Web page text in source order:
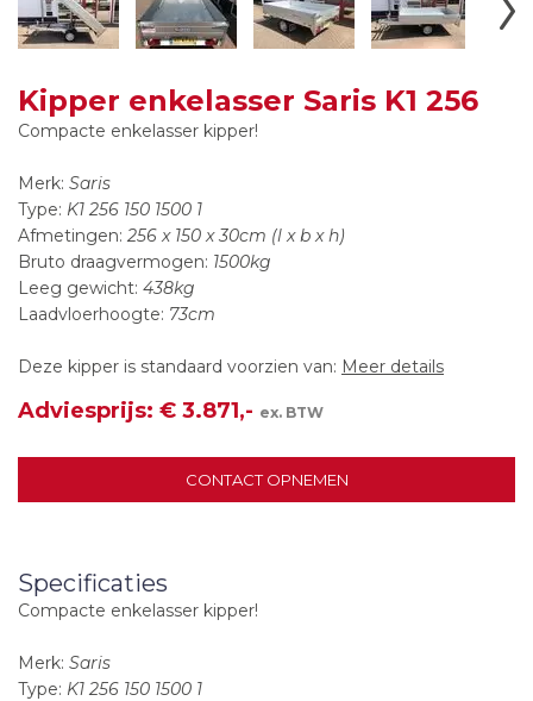
Kipper enkelasser Saris K1 256
Compacte enkelasser kipper!
Merk: Saris
Type: K1 256 150 1500 1
Afmetingen: 256 x 150 x 30cm (l x b x h)
Bruto draagvermogen: 1500kg
Leeg gewicht: 438kg
Laadvloerhoogte: 73cm
Deze kipper is standaard voorzien van: Meer details
Adviesprijs: € 3.871,- ex. BTW
CONTACT OPNEMEN
Specificaties
Compacte enkelasser kipper!
Merk: Saris
Type: K1 256 150 1500 1